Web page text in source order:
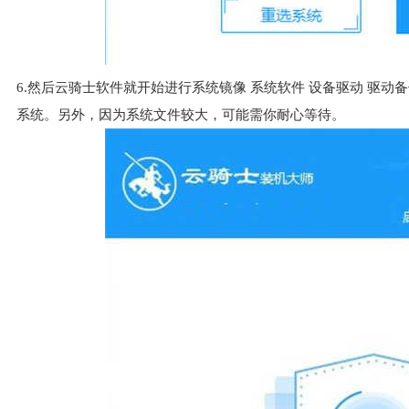
6.然后云骑士软件就开始进行系统镜像 系统软件 设备驱动 驱动
系统。另外，因为系统文件较大，可能需你耐心等待。